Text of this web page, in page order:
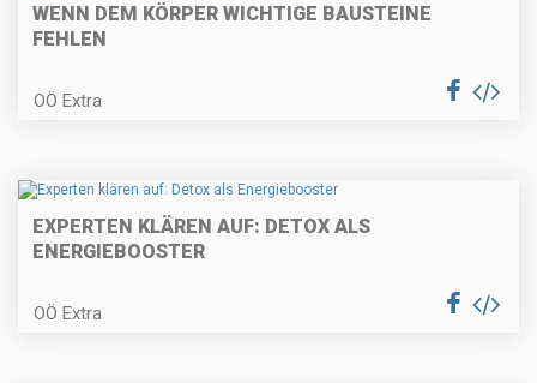
WENN DEM KÖRPER WICHTIGE BAUSTEINE
FEHLEN
OÖ Extra
EXPERTEN KLÄREN AUF: DETOX ALS
ENERGIEBOOSTER
OÖ Extra